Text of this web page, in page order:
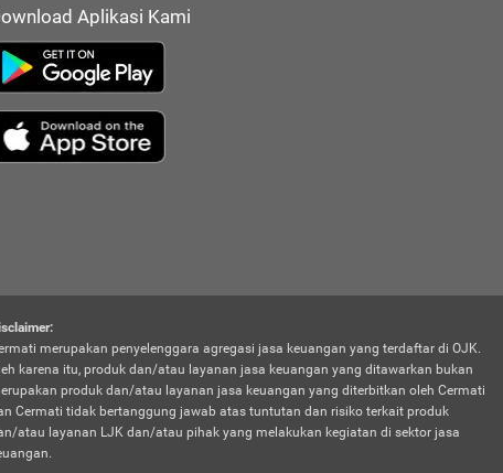
Aplikasi Kami
merupakan penyelenggara agregasi jasa keuangan yang terdaftar di OJK.
karena itu, produk dan/atau layanan jasa keuangan yang ditawarkan bukan
produk dan/atau layanan jasa keuangan yang diterbitkan oleh Cermati
Cermati tidak bertanggung jawab atas tuntutan dan risiko terkait produk
atau layanan LJK dan/atau pihak yang melakukan kegiatan di sektor jasa